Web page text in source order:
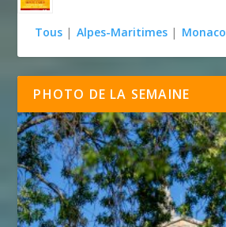
Tous | Alpes-Maritimes | Monaco
PHOTO DE LA SEMAINE